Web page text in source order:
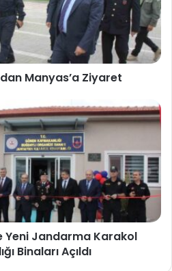
Manyas’a Ziyaret
Yeni Jandarma Karakol
Binaları Açıldı